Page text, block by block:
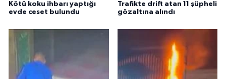
Kötü koku ihbarı yaptığı
evde ceset bulundu
Trafikte drift atan 11 şüpheli
gözaltına alındı